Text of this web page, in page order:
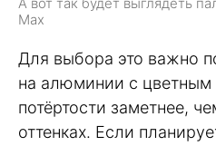
Max
Для выбора это важно
на алюминии с цветным
потёртости заметнее,
оттенках. Если